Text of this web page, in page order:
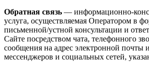
Обратная связь — информационно-
услуга, осуществляемая Оператором в
письменной/устной консультации и
Сайте посредством чата, телефонного
сообщения на адрес электронной почты
мессенджеров и социальных сетей,